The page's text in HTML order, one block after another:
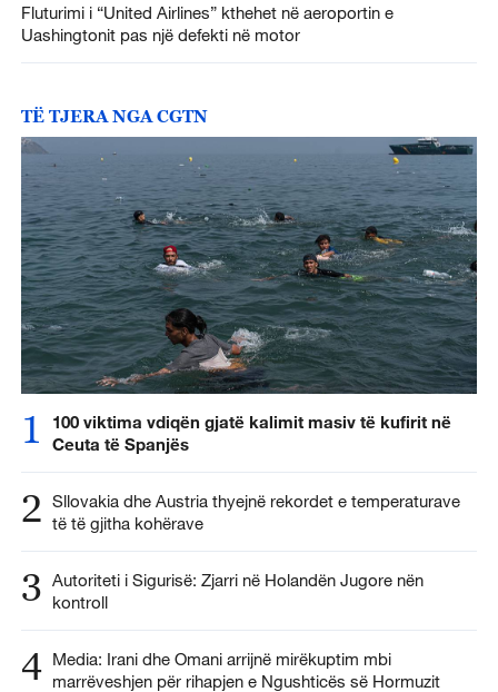
Fluturimi i “United Airlines” kthehet në aeroportin e
Uashingtonit pas një defekti në motor
TË TJERA NGA CGTN
1
100 viktima vdiqën gjatë kalimit masiv të kufirit në
Ceuta të Spanjës
2 Sllovakia dhe Austria thyejnë rekordet e temperaturave
të të gjitha kohërave
3 Autoriteti i Sigurisë: Zjarri në Holandën Jugore nën
kontroll
4 Media: Irani dhe Omani arrijnë mirëkuptim mbi
marrëveshjen për rihapjen e Ngushticës së Hormuzit